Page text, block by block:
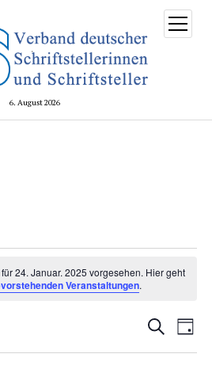
6. August 2026
Menü
öffnen
24. Januar. 2025 vorgesehen. Hier geht
Veranstaltungen.
SucheTag